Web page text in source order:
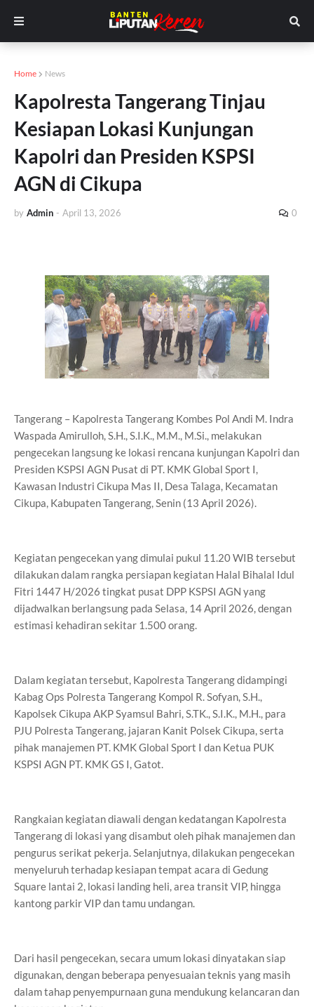
Home News
Kapolresta Tangerang Tinjau
Kesiapan Lokasi Kunjungan
Kapolri dan Presiden KSPSI
AGN di Cikupa
by Admin - April 13, 2026 0
Tangerang – Kapolresta Tangerang Kombes Pol Andi M. Indra
Waspada Amirulloh, S.H., S.I.K., M.M., M.Si., melakukan
pengecekan langsung ke lokasi rencana kunjungan Kapolri dan
Presiden KSPSI AGN Pusat di PT. KMK Global Sport I,
Kawasan Industri Cikupa Mas II, Desa Talaga, Kecamatan
Cikupa, Kabupaten Tangerang, Senin (13 April 2026).
Kegiatan pengecekan yang dimulai pukul 11.20 WIB tersebut
dilakukan dalam rangka persiapan kegiatan Halal Bihalal Idul
Fitri 1447 H/2026 tingkat pusat DPP KSPSI AGN yang
dijadwalkan berlangsung pada Selasa, 14 April 2026, dengan
estimasi kehadiran sekitar 1.500 orang.
Dalam kegiatan tersebut, Kapolresta Tangerang didampingi
Kabag Ops Polresta Tangerang Kompol R. Sofyan, S.H.,
Kapolsek Cikupa AKP Syamsul Bahri, S.TK., S.I.K., M.H., para
PJU Polresta Tangerang, jajaran Kanit Polsek Cikupa, serta
pihak manajemen PT. KMK Global Sport I dan Ketua PUK
KSPSI AGN PT. KMK GS I, Gatot.
Rangkaian kegiatan diawali dengan kedatangan Kapolresta
Tangerang di lokasi yang disambut oleh pihak manajemen dan
pengurus serikat pekerja. Selanjutnya, dilakukan pengecekan
menyeluruh terhadap kesiapan tempat acara di Gedung
Square lantai 2, lokasi landing heli, area transit VIP, hingga
kantong parkir VIP dan tamu undangan.
Dari hasil pengecekan, secara umum lokasi dinyatakan siap
digunakan, dengan beberapa penyesuaian teknis yang masih
dalam tahap penyempurnaan guna mendukung kelancaran dan